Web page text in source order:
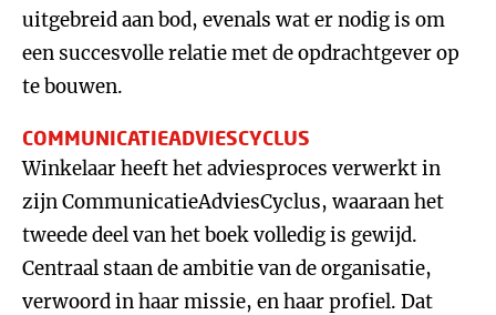
uitgebreid aan bod, evenals wat er nodig is om
een succesvolle relatie met de opdrachtgever op
te bouwen.
COMMUNICATIEADVIESCYCLUS
Winkelaar heeft het adviesproces verwerkt in
zijn CommunicatieAdviesCyclus, waaraan het
tweede deel van het boek volledig is gewijd.
Centraal staan de ambitie van de organisatie,
verwoord in haar missie, en haar profiel. Dat